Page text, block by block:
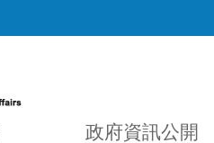
政府資訊公開